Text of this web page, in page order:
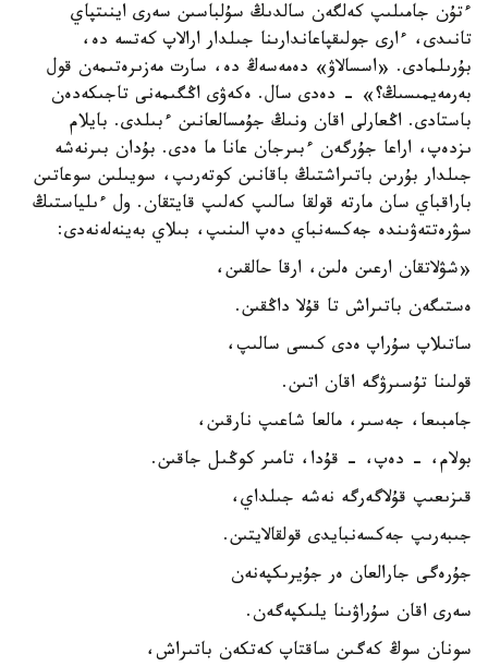
ءتۇن جامىلىپ كەلگەن سالدىڭ سۇلباسىن سەرى اينىتپاي
تانىدى، ءارى جولىقپاعاندارىنا جىلدار ارالاپ كەتسە دە،
بۇرىلمادى. «اسسالاۋ» دەمەسەڭ دە، سارت مەزىرەتىمەن قول
بەرمەيمىسىڭ؟» - دەدى سال. ەكەۋى اڭگىمەنى تاجىكەدەن
باستادى. اڭعارلى اقان ونىڭ جۇمسالعانىن ءبىلدى. بايلام
ىزدەپ، اراعا جۇرگەن ءبىرجان عانا ما ەدى. بۇدان بىرنەشە
جىلدار بۇرىن باتىراشتىڭ باقانىن كوتەرىپ، سويىلىن سوعاتىن
باراقباي سان مارتە قولقا سالىپ كەلىپ قايتقان. ول ءىلياستىڭ
سۋرەتتەۋىندە جەكسەنباي دەپ الىنىپ، بىلاي بەينەلەنەدى:
«شۋلاتقان ارعىن ەلىن، ارقا حالقىن،
ەستىگەن باتىراش تا قۇلا داڭقىن.
ساتىلاپ سۇراپ ەدى كىسى سالىپ،
قولىنا تۇسىرۋگە اقان اتىن.
جامبىعا، جەسىر، مالعا شاعىپ نارقىن،
بولام، - دەپ، - قۇدا، تامىر كوڭىل جاقىن.
قىزىعىپ قۇلاگەرگە نەشە جىلداي،
جىبەرىپ جەكسەنبايدى قولقالايتىن.
جۇرەگى جارالعان ەر جۇيرىكپەنەن
سەرى اقان سۇراۋىنا يلىكپەگەن.
سونان سوڭ كەگىن ساقتاپ كەتكەن باتىراش،